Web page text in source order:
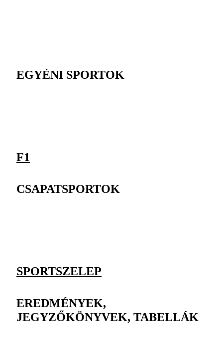
EGYÉNI SPORTOK
F1
CSAPATSPORTOK
SPORTSZELEP
EREDMÉNYEK,
JEGYZŐKÖNYVEK, TABELLÁK